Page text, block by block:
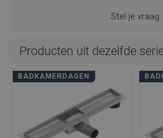
Stel je vraag.
Producten uit dezelfde
BADKAMERDAGEN